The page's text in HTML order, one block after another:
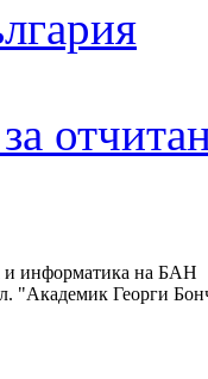
и информатика на БАН
"Академик Георги